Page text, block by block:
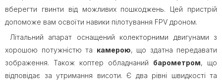
вберегти гвинти від можливих пошкоджень. Цей пристрій
допоможе вам освоїти навики пілотування FPV дроном.
Літальний апарат оснащений колекторними двигунами з
хорошою потужністю та камерою, що здатна передавати
зображення. Також коптер обладнаний барометром, що
відповідає за утримання висоти. Є два рівні швидкості та